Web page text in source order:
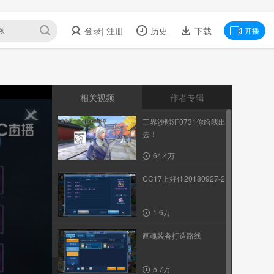
登录| 注册 历史 下载 开播
相关视频 作者专辑
三界沙雕汇0731你给我出
去！
64.4万
CC17上好佳20180927-2
1.6万
画魂装备打造路线
5.7万